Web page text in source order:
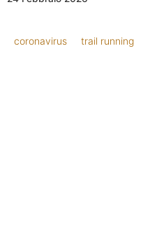
coronavirus trail running